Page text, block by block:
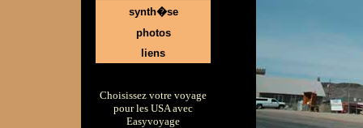
synth�se
photos
liens
Choisissez votre voyage
pour les USA avec
Easyvoyage